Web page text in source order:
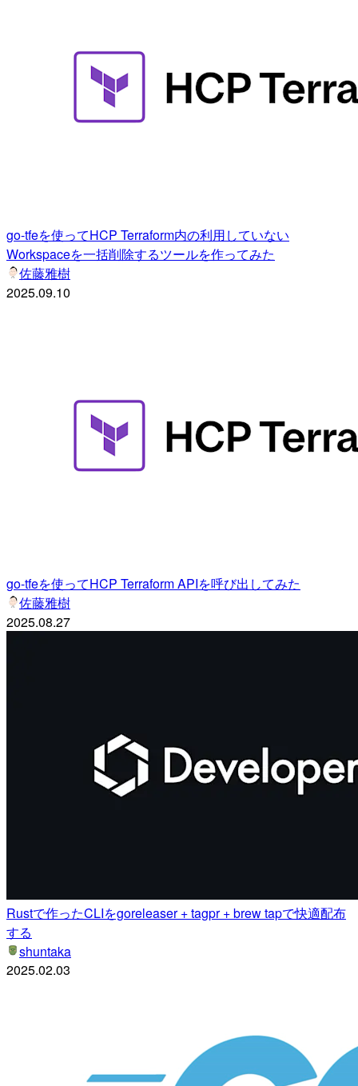
go-tfeを使ってHCP Terraform内の利用していない
Workspaceを一括削除するツールを作ってみた
佐藤雅樹
2025.09.10
go-tfeを使ってHCP Terraform APIを呼び出してみた
佐藤雅樹
2025.08.27
Rustで作ったCLIをgoreleaser + tagpr + brew tapで快適配布
する
shuntaka
2025.02.03